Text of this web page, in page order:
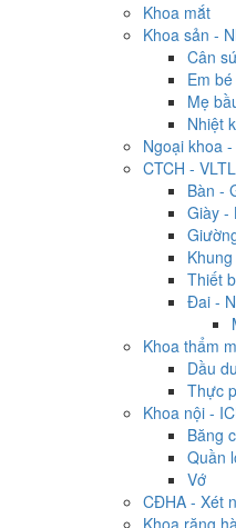
Khoa mắt
Khoa sản -
Cân
Em
Mẹ
Nhiệt
Ngoại khoa
CTCH -
Bàn -
Giày -
Thiết
Đai -
Khoa thẩm
Dầu
Thực
Khoa nội -
Băng
Quần
Vớ
CĐHA - Xét
Khoa răng